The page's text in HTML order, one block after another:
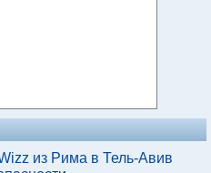
из Рима в Тель-Авив